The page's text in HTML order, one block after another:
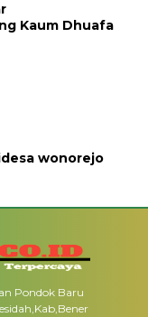
Kaum Dhuafa
wonorejo
Pondok Baru